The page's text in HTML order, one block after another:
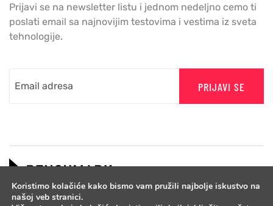
Prijavi se na newsletter listu i jednom nedeljno cemo ti
poslati email sa najnovijim testovima i vestima iz sveta
tehnologije.
PRIJAVI SE
Koristimo kolačiće kako bismo vam pružili najbolje iskustvo na
našoj veb stranici.